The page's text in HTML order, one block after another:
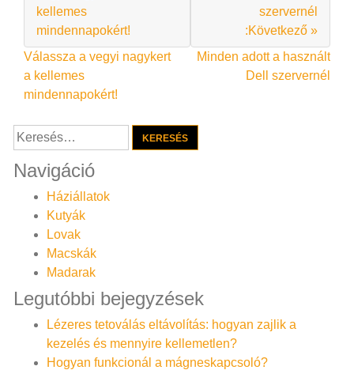
kellemes
mindennapokért!
szervernél
:Következő »
Bejegyzés
navigáció
Válassza a vegyi nagykert
a kellemes
mindennapokért!
Minden adott a használt
Dell szervernél
Keresés:
Navigáció
Háziállatok
Kutyák
Lovak
Macskák
Madarak
Legutóbbi bejegyzések
Lézeres tetoválás eltávolítás: hogyan zajlik a
kezelés és mennyire kellemetlen?
Hogyan funkcionál a mágneskapcsoló?